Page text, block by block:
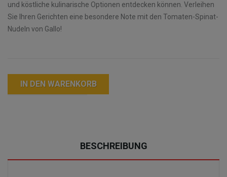
und köstliche kulinarische Optionen entdecken können. Verleihen
Sie Ihren Gerichten eine besondere Note mit den Tomaten-Spinat-
Nudeln von Gallo!
IN DEN WARENKORB
BESCHREIBUNG